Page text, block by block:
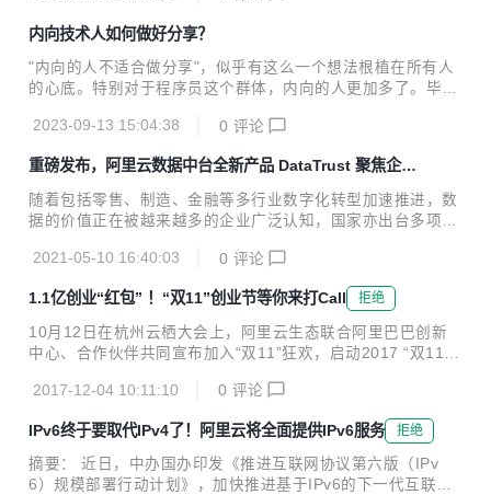
内向技术人如何做好分享？
"内向的人不适合做分享"，似乎有这么一个想法根植在所有人
的心底。特别对于程序员这个群体，内向的人更加多了。毕
因为不太喜欢和人打交道。但是经过这些年的实践，我逐渐发
当好的分享的。
2023-09-13 15:04:38 0 评论
重磅发布，阿里云数据中台全新产品 DataTrust 聚焦企业
数据安全保障
随着包括零售、制造、金融等多行业数字化转型加速推进，数
据的价值正在被越来越多的企业广泛认知，国家亦出台多项政
整合、应用于安全管理，提升数据资源价值。 同时，面对持续
扩大的安全威胁维度和行业监管要求，企业对数据安全的防护
力度要求也在不断加码，亟需一套完整的数据安全产品，实现
不同场景应对的数据安全保护。 响应国家及市场要求，近日，
阿里云数据中台产品矩阵之一的隐私增强计算产品DataTrust
基础安全能力，及阿里云数据中台丰富的应用场景实践，能够
2021-05-10 16:40:03 0 评论
1.1亿创业“红包” ！“双11”创业节等你来打Call 拒绝
10月12日在杭州云栖大会上，阿里云生态联合阿里巴巴创新
中心、合作伙伴共同宣布加入“双11”狂欢，启动2017 “双11创
包”，以阿里大生态力量为初创企业提供全线科技赋能及品牌
冷启动等扶持。 据悉，“双11”创业“红包”精选于阿里巴巴创新
中心创业扶持计划---“风池计划”中的核心资源，包括阿里云、
芝麻信用、钉钉、淘宝众筹等阿里系资源；由生态伙伴提供的
数千款企业应用与服务；以及由头部创投媒体提供的初创企业
2017-12-04 10:11:10 0 评论
IPv6终于要取代IPv4了！阿里云将全面提供IPv6服务 拒绝
摘要： 近日，中办国办印发《推进互联网协议第六版（IPv
6）规模部署行动计划》，加快推进基于IPv6的下一代互联网